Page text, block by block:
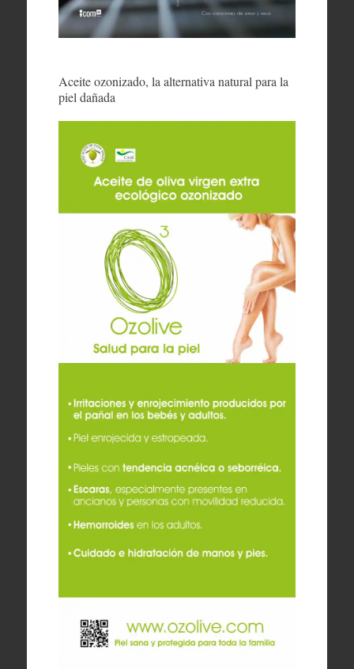
Aceite ozonizado, la alternativa natural para la
piel dañada